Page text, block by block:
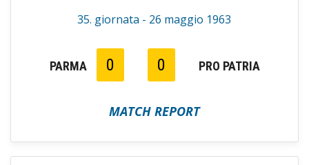
35. giornata - 26 maggio 1963
PARMA 0 0 PRO PATRIA
MATCH REPORT